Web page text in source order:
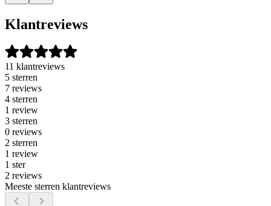
Klantreviews
11 klantreviews
5 sterren
7 reviews
4 sterren
1 review
3 sterren
0 reviews
2 sterren
1 review
1 ster
2 reviews
Meeste sterren klantreviews